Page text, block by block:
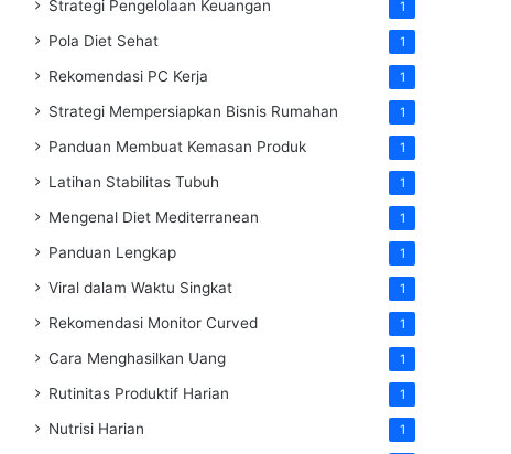
Strategi Pengelolaan Keuangan 1
Pola Diet Sehat 1
Rekomendasi PC Kerja 1
Strategi Mempersiapkan Bisnis Rumahan 1
Panduan Membuat Kemasan Produk 1
Latihan Stabilitas Tubuh 1
Mengenal Diet Mediterranean 1
Panduan Lengkap 1
Viral dalam Waktu Singkat 1
Rekomendasi Monitor Curved 1
Cara Menghasilkan Uang 1
Rutinitas Produktif Harian 1
Nutrisi Harian 1